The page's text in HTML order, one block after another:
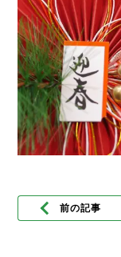
前の記事